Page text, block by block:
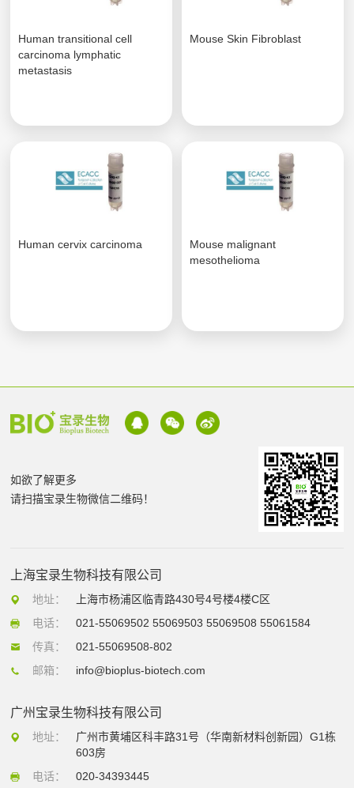
Human transitional cell
carcinoma lymphatic
metastasis
Mouse Skin Fibroblast
Human cervix carcinoma
Mouse malignant
mesothelioma
如欲了解更多
请扫描宝录生物微信二维码！
上海宝录生物科技有限公司
地址：
上海市杨浦区临青路430号4号楼4楼C区
电话：
021-55069502 55069503 55069508 55061584
传真：
021-55069508-802
邮箱：
info@bioplus-biotech.com
广州宝录生物科技有限公司
地址：
广州市黄埔区科丰路31号（华南新材料创新园）G1栋
603房
电话：
020-34393445